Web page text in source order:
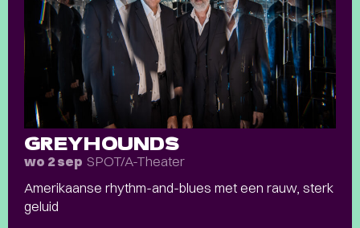
GREYHOUNDS
wo 2 sep SPOT/A-Theater
Amerikaanse rhythm-and-blues met een rauw, sterk
geluid